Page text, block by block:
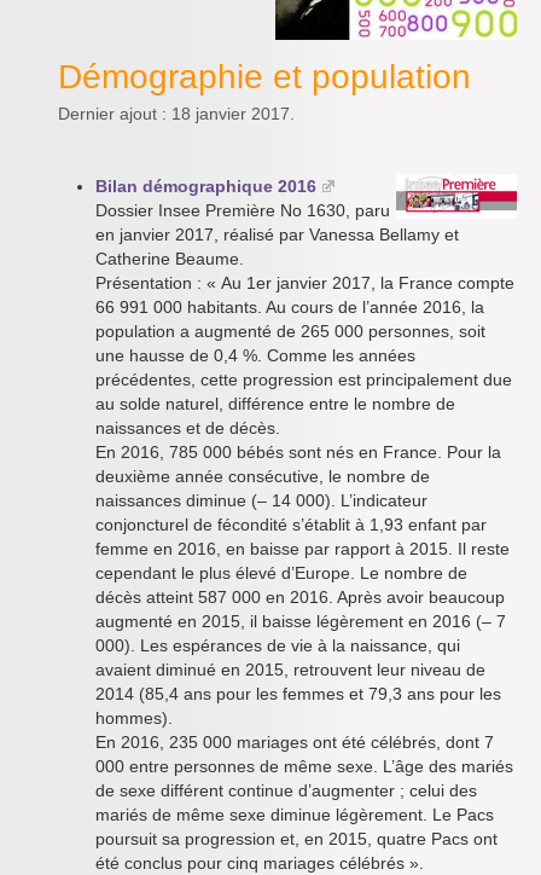
Qui sommes-nous ?
Démographie et population
Dernier ajout : 18 janvier 2017.
Bilan démographique 2016
Dossier Insee Première No 1630, paru
en janvier 2017, réalisé par Vanessa Bellamy et
Catherine Beaume.
Présentation : « Au 1er janvier 2017, la France compte
66 991 000 habitants. Au cours de l’année 2016, la
population a augmenté de 265 000 personnes, soit
une hausse de 0,4 %. Comme les années
précédentes, cette progression est principalement due
au solde naturel, différence entre le nombre de
naissances et de décès.
En 2016, 785 000 bébés sont nés en France. Pour la
deuxième année consécutive, le nombre de
naissances diminue (– 14 000). L’indicateur
conjoncturel de fécondité s’établit à 1,93 enfant par
femme en 2016, en baisse par rapport à 2015. Il reste
cependant le plus élevé d’Europe. Le nombre de
décès atteint 587 000 en 2016. Après avoir beaucoup
augmenté en 2015, il baisse légèrement en 2016 (– 7
000). Les espérances de vie à la naissance, qui
avaient diminué en 2015, retrouvent leur niveau de
2014 (85,4 ans pour les femmes et 79,3 ans pour les
hommes).
En 2016, 235 000 mariages ont été célébrés, dont 7
000 entre personnes de même sexe. L’âge des mariés
de sexe différent continue d’augmenter ; celui des
mariés de même sexe diminue légèrement. Le Pacs
poursuit sa progression et, en 2015, quatre Pacs ont
été conclus pour cinq mariages célébrés ».